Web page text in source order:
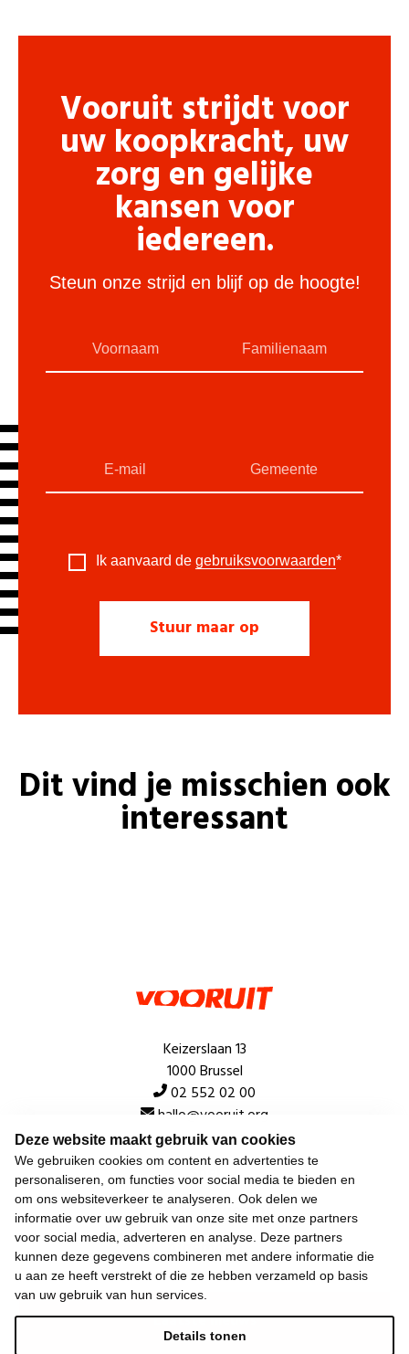
Deze website maakt gebruik van cookies
We gebruiken cookies om content en advertenties te
personaliseren, om functies voor social media te bieden en
om ons websiteverkeer te analyseren. Ook delen we
informatie over uw gebruik van onze site met onze partners
voor social media, adverteren en analyse. Deze partners
kunnen deze gegevens combineren met andere informatie die
u aan ze heeft verstrekt of die ze hebben verzameld op basis
van uw gebruik van hun services.
Details tonen
Vooruit strijdt voor
uw koopkracht, uw
zorg en gelijke
kansen voor
iedereen.
Steun onze strijd en blijf op de hoogte!
Ik aanvaard de gebruiksvoorwaarden*
Dit vind je misschien ook
interessant
Keizerslaan 13
1000 Brussel
02 552 02 00
hallo@vooruit.org
Snel
Over de beweging
Algemeen
Laatste nieuws